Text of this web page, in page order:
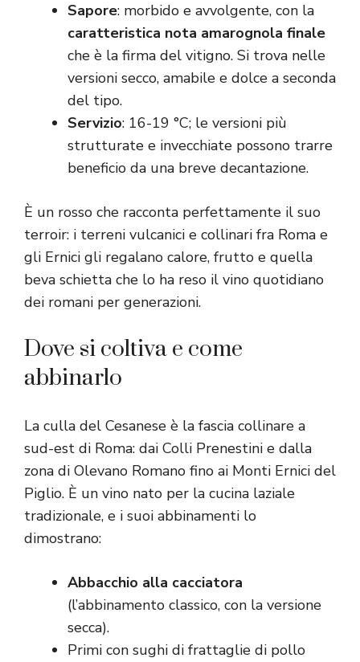
Sapore: morbido e avvolgente, con la
caratteristica nota amarognola finale
che è la firma del vitigno. Si trova nelle
versioni secco, amabile e dolce a seconda
del tipo.
Servizio: 16-19 °C; le versioni più
strutturate e invecchiate possono trarre
beneficio da una breve decantazione.
È un rosso che racconta perfettamente il suo
terroir: i terreni vulcanici e collinari fra Roma e
gli Ernici gli regalano calore, frutto e quella
beva schietta che lo ha reso il vino quotidiano
dei romani per generazioni.
Dove si coltiva e come
abbinarlo
La culla del Cesanese è la fascia collinare a
sud-est di Roma: dai Colli Prenestini e dalla
zona di Olevano Romano fino ai Monti Ernici del
Piglio. È un vino nato per la cucina laziale
tradizionale, e i suoi abbinamenti lo
dimostrano:
Abbacchio alla cacciatora
(l’abbinamento classico, con la versione
secca).
Primi con sughi di frattaglie di pollo